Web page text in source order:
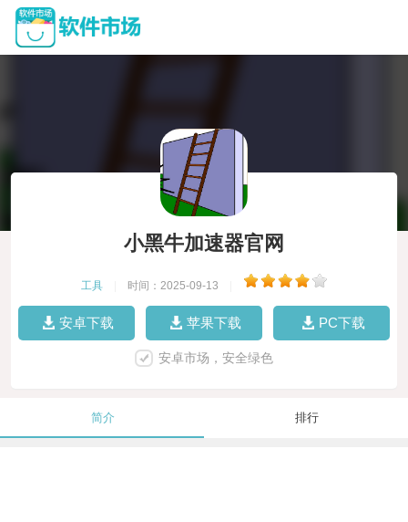
小黑牛加速器官网
工具 时间：2025-09-13
安卓下载 苹果下载 PC下载
安卓市场，安全绿色
简介 排行